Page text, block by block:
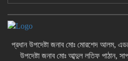
প্রধান উপদেষ্টা জনাব মোঃ মোরশেদ আলম,
উপদেষ্টা জনাব মোঃ আব্দুল লতিফ পাঠান,